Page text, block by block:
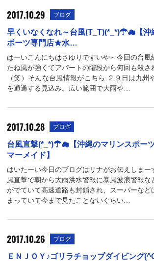
2017.10.29 ブログ
早くいなくなれ～台風(T_T)(*_*)☂☁【沖
ポーツ専門店★水…
はーいこんにちはさゆりですいや～今回の台風
たね風が強くてアパートの階段から何回も殺さ
（笑）そんな台風情報がこちら ２９日は九州
を通過する見込み。広い範囲で大雨や…
2017.10.28 ブログ
台風直撃(*_*)☂☁【沖縄のマリンスポー
マーメイド】
はいたーい今日のブログはリナがお伝えしまー
風直撃で朝から大雨洪水警報に暴風波浪警報な
がでていて高速道路も封鎖され、スーパーなど
まっていて今まで見たことないぐらい…
2017.10.26 ブログ
ＥＮＪＯＹ♪ゴリラチョップダイビング